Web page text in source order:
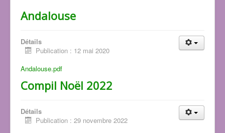
Andalouse
Détails
Publication : 12 mai 2020
Andalouse.pdf
Compil Noël 2022
Détails
Publication : 29 novembre 2022